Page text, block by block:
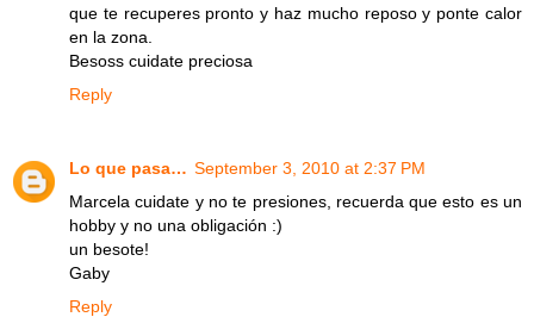
que te recuperes pronto y haz mucho reposo y ponte calor
en la zona.
Besoss cuidate preciosa
Reply
Lo que pasa… September 3, 2010 at 2:37 PM
Marcela cuidate y no te presiones, recuerda que esto es un
hobby y no una obligación :)
un besote!
Gaby
Reply